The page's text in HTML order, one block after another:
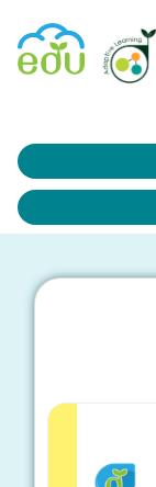
回教育雲首頁
登入頁面